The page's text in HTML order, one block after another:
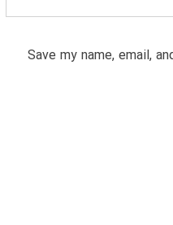
Save my name, email,